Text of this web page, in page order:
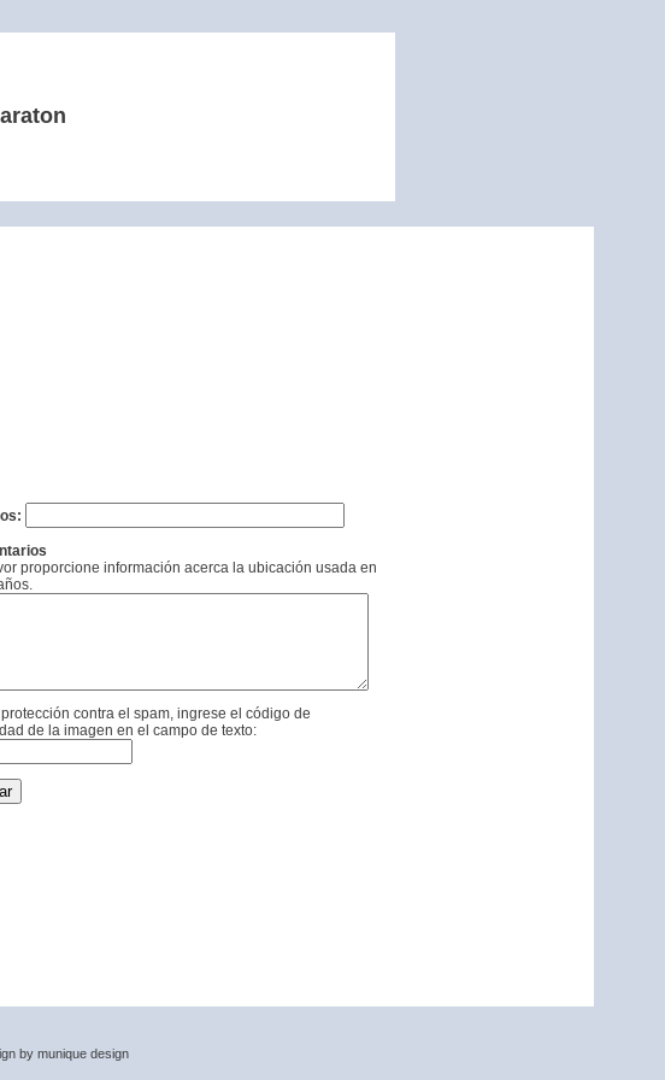
proporcione información acerca la ubicación usada en
contra el spam, ingrese el código de
de la imagen en el campo de texto:
by munique design